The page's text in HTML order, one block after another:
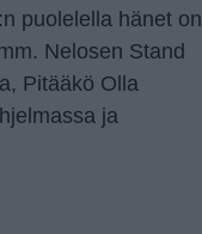
puolelella hänet on
Nelosen Stand
Pitääkö Olla
ja